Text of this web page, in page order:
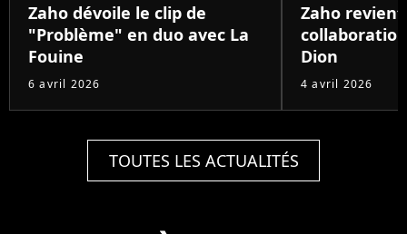
Zaho dévoile le clip de
"Problème" en duo avec La
Fouine
6 avril 2026
Zaho
Dion
4 avril 2026
TOUTES LES ACTUALITÉS